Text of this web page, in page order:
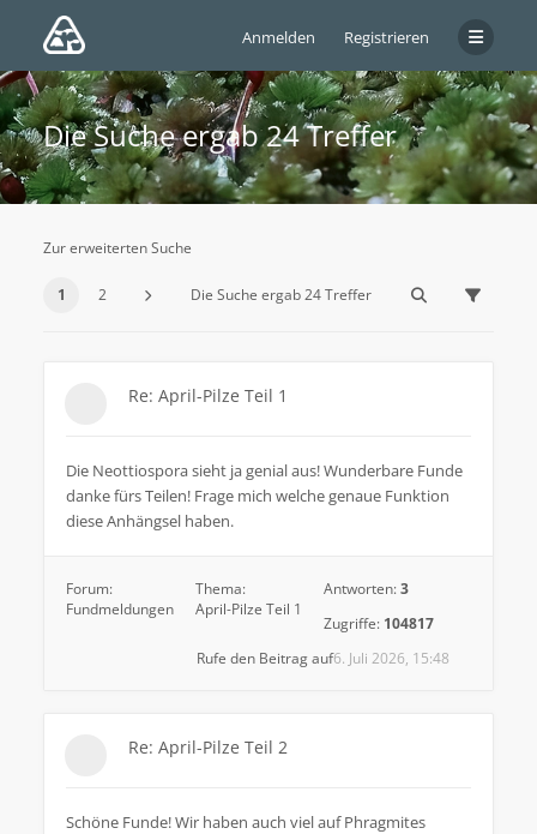
Anmelden Registrieren
Die Suche ergab 24 Treffer
Zur erweiterten Suche
1 2 Die Suche ergab 24 Treffer
Re: April-Pilze Teil 1
Die Neottiospora sieht ja genial aus! Wunderbare Funde
danke fürs Teilen! Frage mich welche genaue Funktion
diese Anhängsel haben.
Forum:
Fundmeldungen
Thema:
April-Pilze Teil 1
Antworten:3
Zugriffe: 104817
6. Juli 2026, 15:48
Rufe den Beitrag auf
Re: April-Pilze Teil 2
Schöne Funde! Wir haben auch viel auf Phragmites